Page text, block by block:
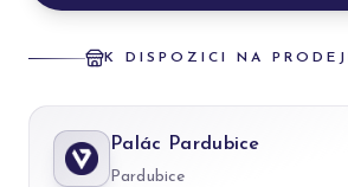
K DISPOZICI NA
Palác Pardubice
Pardubice